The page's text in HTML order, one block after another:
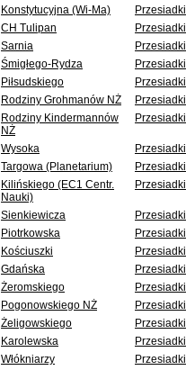
Konstytucyjna (Wi-Ma)
Przesiadki
CH Tulipan
Przesiadki
Sarnia
Przesiadki
Śmigłego-Rydza
Przesiadki
Piłsudskiego
Przesiadki
Rodziny Grohmanów NŻ
Przesiadki
Rodziny Kindermannów
NŻ
Przesiadki
Wysoka
Przesiadki
Targowa (Planetarium)
Przesiadki
Kilińskiego (EC1 Centr.
Nauki)
Przesiadki
Sienkiewicza
Przesiadki
Piotrkowska
Przesiadki
Kościuszki
Przesiadki
Gdańska
Przesiadki
Żeromskiego
Przesiadki
Pogonowskiego NŻ
Przesiadki
Żeligowskiego
Przesiadki
Karolewska
Przesiadki
Włókniarzy
Przesiadki